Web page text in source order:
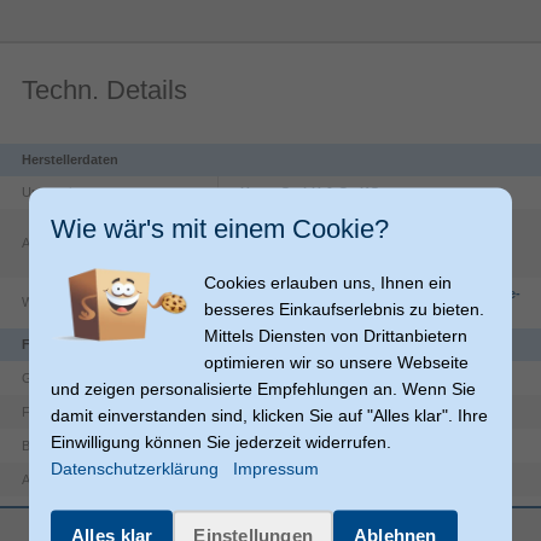
Techn. Details
Herstellerdaten
Unternehmen Hama GmbH & Co KG
Adresse
Dresdner Str. 9
Website
https://countries.hama.com/legal/corporate-
information
Funktionen
Glastyp
Form Rechteckig
Bilder pro Rahmen 1
Ausrichtung Landschaftsportrait
Bezel
mehr anzeigen
Wie wär's mit einem Cookie?
Cookies erlauben uns, Ihnen ein
besseres Einkaufserlebnis zu bieten.
Mittels Diensten von Drittanbietern
optimieren wir so unsere Webseite
und zeigen personalisierte Empfehlungen an. Wenn Sie
damit einverstanden sind, klicken Sie auf "Alles klar". Ihre
Einwilligung können Sie jederzeit widerrufen.
Datenschutzerklärung
Impressum
Alles klar Einstellungen Ablehnen